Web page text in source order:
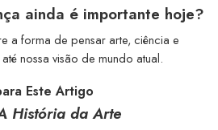
ainda é importante hoje?
a forma de pensar arte, ciência e
nossa visão de mundo atual.
Este Artigo
História da Arte